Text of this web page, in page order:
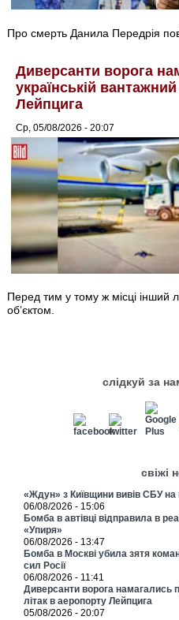
Про смерть Данила Передрія
Диверсанти ворога
українській
Лейпцига
Ср, 05/08/2026 - 20:07
Перед тим у тому ж місці інший
об’єктом.
слідкуй за
свіжі
«Ждун» з Київщини вивів СБУ
06/08/2026 - 15:06
Бомба в автівці відправила в
«Упиря»
06/08/2026 - 13:47
Бомба в Москві убила зятя
сил Росії
06/08/2026 - 11:41
Диверсанти ворога намагались
літак в аеропорту Лейпцига
05/08/2026 - 20:07